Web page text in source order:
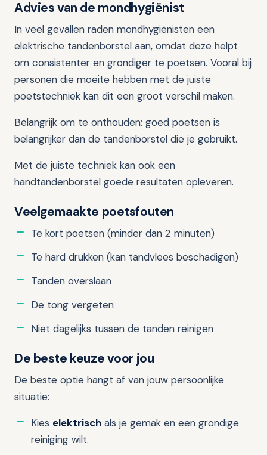
Advies van de mondhygiënist
In veel gevallen raden mondhygiënisten een
elektrische tandenborstel aan, omdat deze helpt
om consistenter en grondiger te poetsen. Vooral bij
personen die moeite hebben met de juiste
poetstechniek kan dit een groot verschil maken.
Belangrijk om te onthouden: goed poetsen is
belangrijker dan de tandenborstel die je gebruikt.
Met de juiste techniek kan ook een
handtandenborstel goede resultaten opleveren.
Veelgemaakte poetsfouten
Te kort poetsen (minder dan 2 minuten)
Te hard drukken (kan tandvlees beschadigen)
Tanden overslaan
De tong vergeten
Niet dagelijks tussen de tanden reinigen
De beste keuze voor jou
De beste optie hangt af van jouw persoonlijke
situatie:
Kies elektrisch als je gemak en een grondige
reiniging wilt.